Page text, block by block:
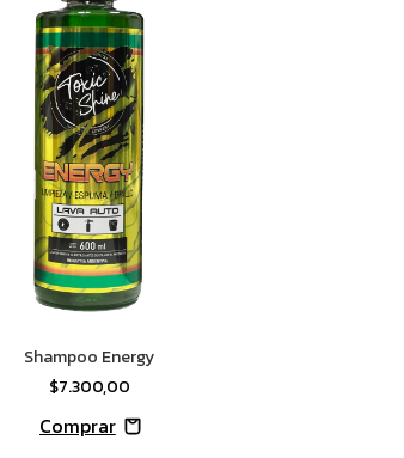
Shampoo Energy
$7.300,00